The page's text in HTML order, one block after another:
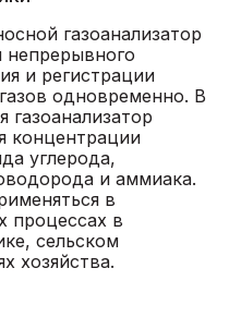
газоанализатор
и регистрации
одновременно. В
газоанализатор
концентрации
углерода,
и аммиака.
в
процессах в
сельском
хозяйства.